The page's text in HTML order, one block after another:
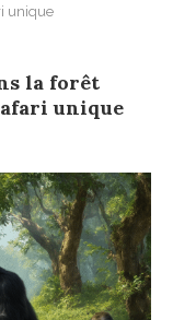
unique
la forêt
unique